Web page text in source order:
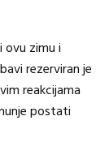
zimu i
rezerviran je
reakcijama
postati